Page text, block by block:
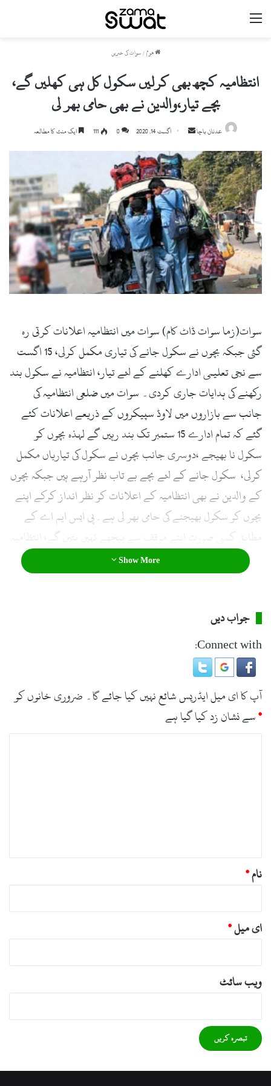
مینو
ھوم / سوات کی خبریں
انتظامیہ کچھ بھی کرلیں سکول کل ہی کھلیں گے،
بچے تیار،والدین نے بھی حامی بھر لی
عدنان باچا
Send
email
اگست 14, 2020 0
111 ایک منٹ کا مطالعہ
سوات(زما سوات ڈاٹ کام) سوات میں انتظامیہ اعلانات کرتی رہ
گئی جبکہ بچوں نے سکول جانے کی تیاری مکمل کرلی، 15 اگست
سے نجی تعلیمی ادارے کھلنے کے لئے تیار، انتظامیہ نے سکول بند
رکھنے کی ہدایات جاری کردی۔ سوات میں ضلعی انتظامیہ کی
جانب سے بازاروں میں لاوڈ سپیکروں کے ذریعے اعلانات کئے
گئے کہ تمام ادارے 15 ستمبر تک بند رہیں گے لہذہ بچوں کو
سکول نا بھیجے ،دوسری جانب بچوں نے سکول کی تیاریاں مکمل
کرلی، سکول جانے کے لئے بچے بے تاب نظر آرہے ہیں جبکہ بچوں
کے والدین نے بھی انتظامیہ کے اعلانات کو نظر انداز کرکے اپنے
بچوں کو سکول بھیجنے کی حامی بھر لی ہے۔پی ایس ایم اے کے
مطابق کسی صورت اپنے موقف سے پیچھے نہیں ہٹیں گے، انتظامیہ
کو جو کرنا ہے کرلیں۔
Show More
جواب دیں
Connect with:
آپ کا ای میل ایڈریس شائع نہیں کیا جائے گا۔ ضروری خانوں کو
*سے نشان زد کیا گیا ہے
نام*
ای میل*
ویب‌ سائٹ